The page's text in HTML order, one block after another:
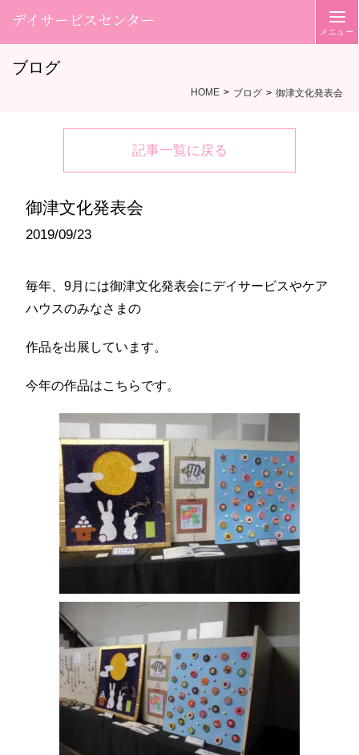
デイサービスセンター
ブログ
HOME ブログ 御津文化発表会
記事一覧に戻る
御津文化発表会
2019/09/23
毎年、9月には御津文化発表会にデイサービスやケア
ハウスのみなさまの
作品を出展しています。
今年の作品はこちらです。